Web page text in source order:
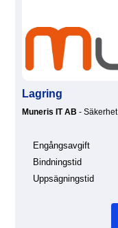
Lagring
Muneris IT AB - Säkerhet
Engångsavgift
Bindningstid
Uppsägningstid